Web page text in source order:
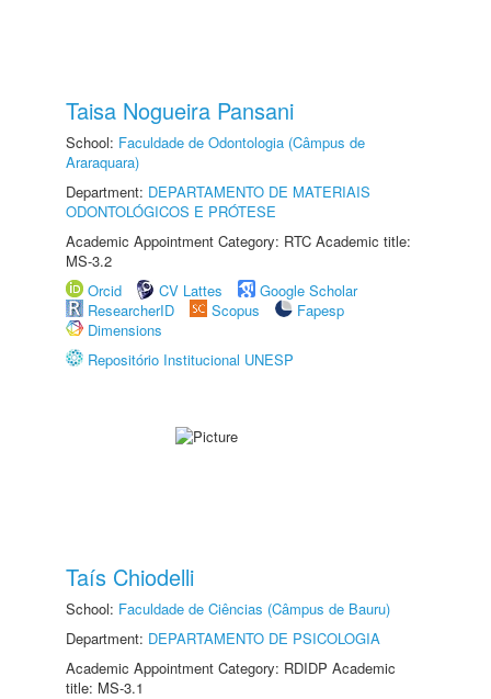
Taisa Nogueira Pansani
School: Faculdade de Odontologia (Câmpus de
Araraquara)
Department: DEPARTAMENTO DE MATERIAIS
ODONTOLÓGICOS E PRÓTESE
Academic Appointment Category: RTC Academic title:
MS-3.2
Orcid
CV Lattes
Google Scholar
ResearcherID
Scopus
Fapesp
Dimensions
Repositório Institucional UNESP
Taís Chiodelli
School: Faculdade de Ciências (Câmpus de Bauru)
Department: DEPARTAMENTO DE PSICOLOGIA
Academic Appointment Category: RDIDP Academic
title: MS-3.1